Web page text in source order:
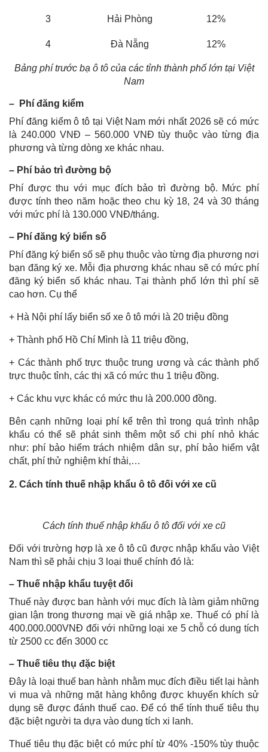
3 Hải Phòng 12%
4 Đà Nẵng 12%
Bảng phí trước bạ ô tô của các tỉnh thành phố lớn tại Việt
Nam
– Phí đăng kiểm
Phí đăng kiểm ô tô tại Việt Nam mới nhất 2026 sẽ có mức
là 240.000 VNĐ – 560.000 VNĐ tùy thuộc vào từng địa
phương và từng dòng xe khác nhau.
– Phí bảo trì đường bộ
Phí được thu với mục đích bảo trì đường bộ. Mức phí
được tính theo năm hoặc theo chu kỳ 18, 24 và 30 tháng
với mức phí là 130.000 VNĐ/tháng.
– Phí đăng ký biển số
Phí đăng ký biển số sẽ phụ thuộc vào từng địa phương nơi
bạn đăng ký xe. Mỗi địa phương khác nhau sẽ có mức phí
đăng ký biển số khác nhau. Tại thành phố lớn thì phí sẽ
cao hơn. Cụ thể
+ Hà Nội phí lấy biển số xe ô tô mới là 20 triệu đồng
+ Thành phố Hồ Chí Mình là 11 triệu đồng,
+ Các thành phố trực thuộc trung ương và các thành phố
trực thuộc tỉnh, các thị xã có mức thu 1 triệu đồng.
+ Các khu vực khác có mức thu là 200.000 đồng.
Bên cạnh những loại phí kể trên thì trong quá trình nhập
khẩu có thể sẽ phát sinh thêm một số chi phí nhỏ khác
như: phí bảo hiểm trách nhiệm dân sự, phí bảo hiểm vật
chất, phí thử nghiệm khí thải,…
2. Cách tính thuế nhập khẩu ô tô đối với xe cũ
Cách tính thuế nhập khẩu ô tô đối với xe cũ
Đối với trường hợp là xe ô tô cũ được nhập khẩu vào Việt
Nam thì sẽ phải chịu 3 loại thuế chính đó là:
– Thuế nhập khẩu tuyệt đối
Thuế này được ban hành với mục đích là làm giảm những
gian lận trong thương mại về giá nhập xe. Thuế có phí là
400.000.000VNĐ đối với những loại xe 5 chỗ có dung tích
từ 2500 cc đến 3000 cc
– Thuế tiêu thụ đặc biệt
Đây là loại thuế ban hành nhằm mục đích điều tiết lại hành
vi mua và những mặt hàng không được khuyến khích sử
dụng sẽ được đánh thuế cao. Để có thể tính thuế tiêu thụ
đặc biệt người ta dựa vào dung tích xi lanh.
Thuế tiêu thụ đặc biệt có mức phí từ 40% -150% tùy thuộc